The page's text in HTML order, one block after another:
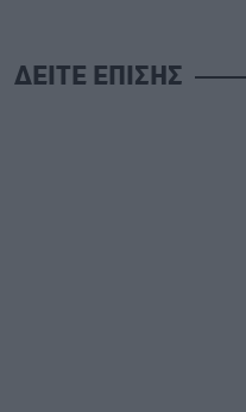
ΔΕΙΤΕ ΕΠΙΣΗΣ